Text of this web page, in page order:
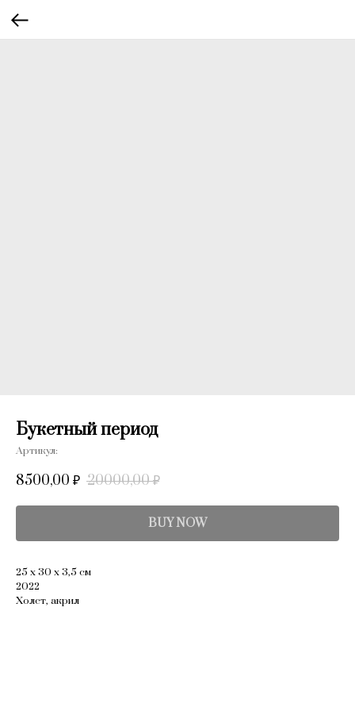
Букетный период
Артикул:
8500,00 ₽ 20000,00₽
BUY NOW
25 х 30 х 3,5 см
2022
Холст, акрил